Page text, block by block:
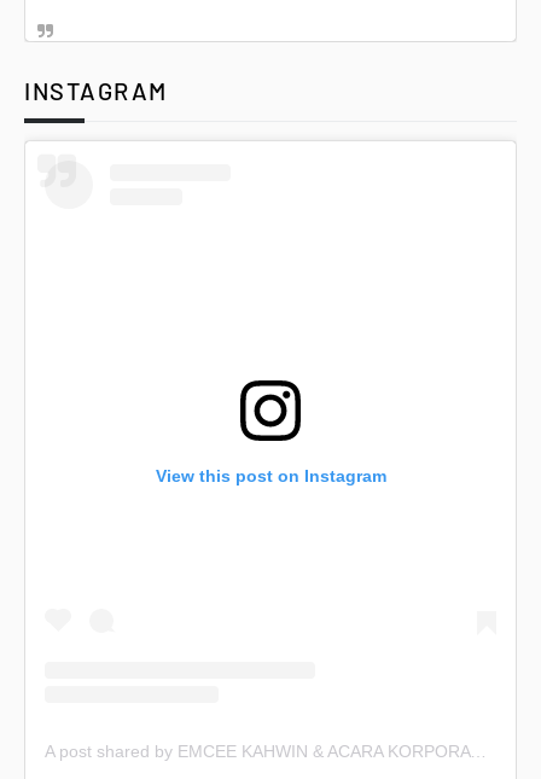
INSTAGRAM
View this post on Instagram
A post shared by EMCEE KAHWIN & ACARA KORPORAT (@emceekahwin)